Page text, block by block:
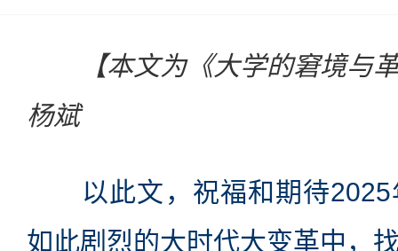
【本文为《大学的窘境与
杨斌
以此文，祝福和期待
如此剧烈的大时代大变革中，